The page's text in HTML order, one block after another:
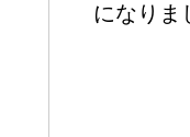
になりま